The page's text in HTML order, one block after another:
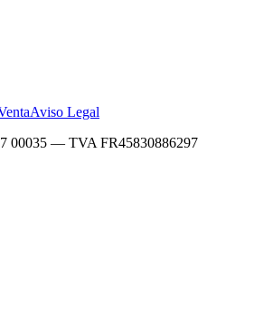
Aviso Legal
00035 — TVA FR45830886297